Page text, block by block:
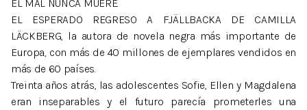
EL MAL NUNCA MUERE.
EL ESPERADO REGRESO A FJÄLLBACKA DE CAMILLA
LÄCKBERG, la autora de novela negra más importante de
Europa, con más de 40 millones de ejemplares vendidos en
más de 60 países.
Treinta años atrás, las adolescentes Sofie, Ellen y Magdalena
eran inseparables y el futuro parecía prometerles una